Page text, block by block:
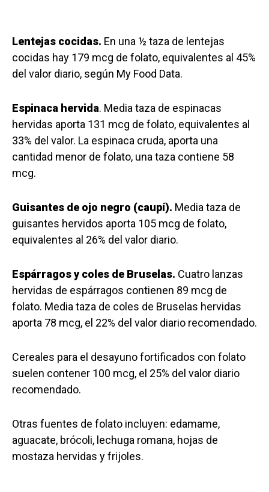
Lentejas cocidas. En una ½ taza de lentejas
cocidas hay 179 mcg de folato, equivalentes al 45%
del valor diario, según My Food Data.
Espinaca hervida. Media taza de espinacas
hervidas aporta 131 mcg de folato, equivalentes al
33% del valor. La espinaca cruda, aporta una
cantidad menor de folato, una taza contiene 58
mcg.
Guisantes de ojo negro (caupí). Media taza de
guisantes hervidos aporta 105 mcg de folato,
equivalentes al 26% del valor diario.
Espárragos y coles de Bruselas. Cuatro lanzas
hervidas de espárragos contienen 89 mcg de
folato. Media taza de coles de Bruselas hervidas
aporta 78 mcg, el 22% del valor diario recomendado.
Cereales para el desayuno fortificados con folato
suelen contener 100 mcg, el 25% del valor diario
recomendado.
Otras fuentes de folato incluyen: edamame,
aguacate, brócoli, lechuga romana, hojas de
mostaza hervidas y frijoles.